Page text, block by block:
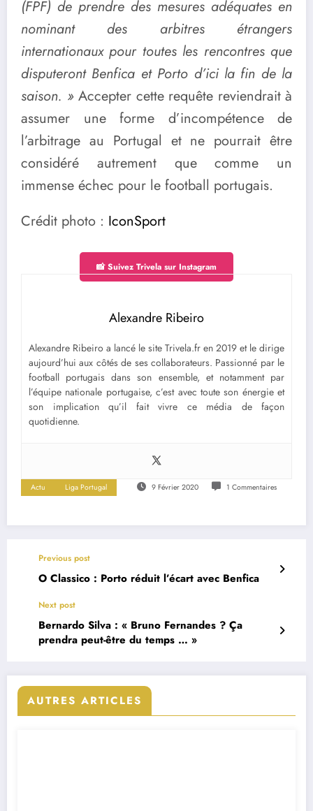
(FPF) de prendre des mesures adéquates en
nominant des arbitres étrangers
internationaux pour toutes les rencontres que
disputeront Benfica et Porto d’ici la fin de la
saison. »Accepter cette requête reviendrait à
assumer une forme d’incompétence de
l’arbitrage au Portugal et ne pourrait être
considéré autrement que comme un
immense échec pour le football portugais.
Crédit photo : IconSport
📸 Suivez Trivela sur Instagram
Alexandre Ribeiro
Alexandre Ribeiro a lancé le site Trivela.fr en 2019 et le dirige
aujourd’hui aux côtés de ses collaborateurs. Passionné par le
football portugais dans son ensemble, et notamment par
l’équipe nationale portugaise, c’est avec toute son énergie et
son implication qu’il fait vivre ce média de façon
quotidienne.
Actu Liga Portugal 9 Février 2020 1 Commentaires
Previous post
O Classico : Porto réduit l’écart avec Benfica
Next post
Bernardo Silva : « Bruno Fernandes ? Ça
prendra peut-être du temps … »
AUTRES ARTICLES